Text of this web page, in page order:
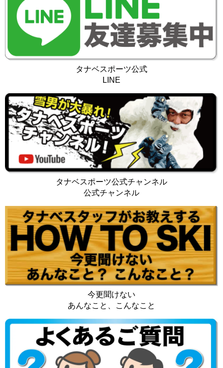
タナベスポーツ公式
LINE
タナベスポーツ公式チャンネル
公式チャンネル
今更聞けない
あんなこと、こんなこと